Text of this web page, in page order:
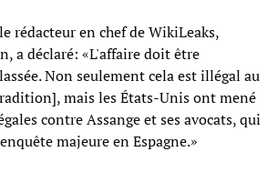
rédacteur en chef de WikiLeaks,
a déclaré: «L'affaire doit être
Non seulement cela est illégal au
mais les États-Unis ont mené
contre Assange et ses avocats, qui
majeure en Espagne.»